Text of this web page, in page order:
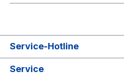
Service-Hotline
Service